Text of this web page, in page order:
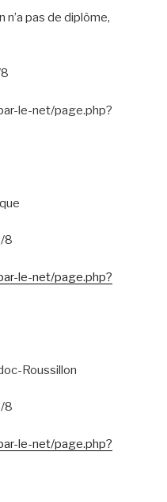
pas de diplôme,
le-net/page.php?
8
le-net/page.php?
Roussillon
8
le-net/page.php?